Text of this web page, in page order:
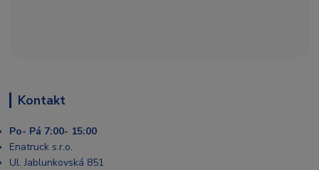
Kontakt
Po- Pá 7:00- 15:00
Enatruck s.r.o.
Ul. Jablunkovská 851